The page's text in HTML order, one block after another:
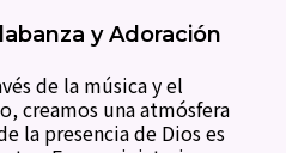
y Adoración
de la música y el
creamos una atmósfera
la presencia de Dios es